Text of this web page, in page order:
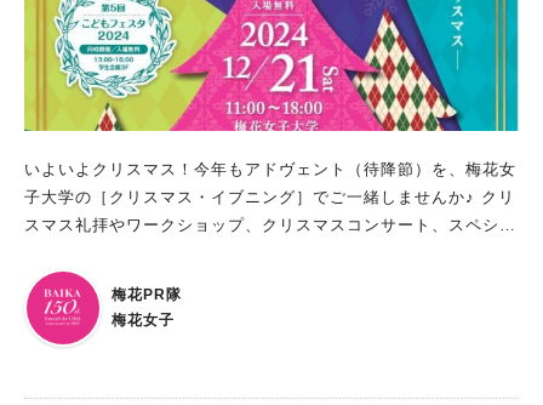
いよいよクリスマス！今年もアドヴェント（待降節）を、梅花女
子大学の［クリスマス・イブニング］でご一緒しませんか♪ クリ
スマス礼拝やワークショップ、クリスマスコンサート、スペシャ
まるフードブースも充実しています！ さらに！今年も「こども
フェスタ」を同時開催！！小さなお子様と楽しめる企画を、こど
も教育学科がたっぷりご用意！ ぜひ梅花で、クリスマスを待ち
梅花PR隊
梅花女子